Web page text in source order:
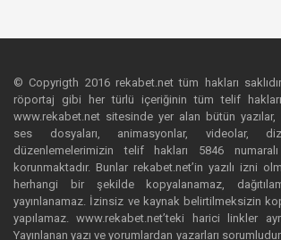
© Copyrigth 2016 rekabet.net tüm hakları
röportaj gibi her türlü içeriğinin tüm telif hakları
www.rekabet.net sitesinde yer alan bütün yazılar,
ses dosyaları, animasyonlar, videolar,
düzenlemelerimizin telif hakları 5846
korunmaktadır. Bunlar rekabet.net’in yazılı izni
herhangi bir şekilde kopyalanamaz,
yayınlanamaz. İzinsiz ve kaynak belirtilmeksizin
yapılamaz. www.rekabet.net’teki harici linkler
Yayınlanan yazı ve yorumlardan yazarları